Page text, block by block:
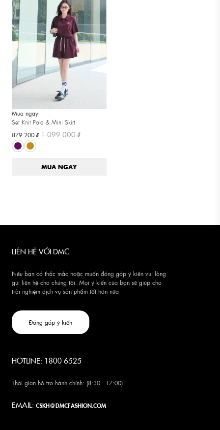
Mua ngay
Set Knit Polo & Mini Skirt
879.200 ₫1.099.000 ₫
MUA NGAY
LIÊN HỆ VỚI DMC
Nếu bạn có thắc mắc hoặc muốn đóng góp ý kiến vui lòng
gửi liên hệ cho chúng tôi. Mọi ý kiến của bạn sẽ giúp cho
trải nghiệm dịch vụ sản phẩm tốt hơn nữa
Đóng góp ý kiến
HOTLINE: 1800 6525
Thời gian hỗ trợ hành chính: (8:30 - 17:00)
EMAIL: CSKH@DMCFASHION.COM